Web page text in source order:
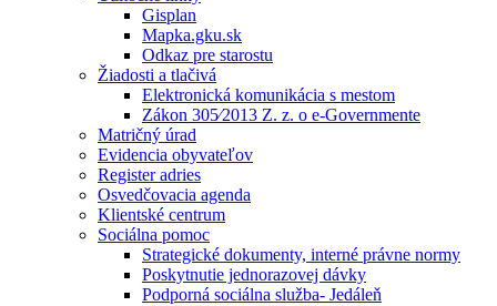
Gisplan
Mapka.gku.sk
Odkaz pre starostu
Žiadosti a tlačivá
Elektronická komunikácia s mestom
Zákon 305⁄2013 Z. z. o e-Governmente
Matričný úrad
Evidencia obyvateľov
Register adries
Osvedčovacia agenda
Klientské centrum
Sociálna pomoc
Strategické dokumenty, interné právne normy
Poskytnutie jednorazovej dávky
Podporná sociálna služba- Jedáleň